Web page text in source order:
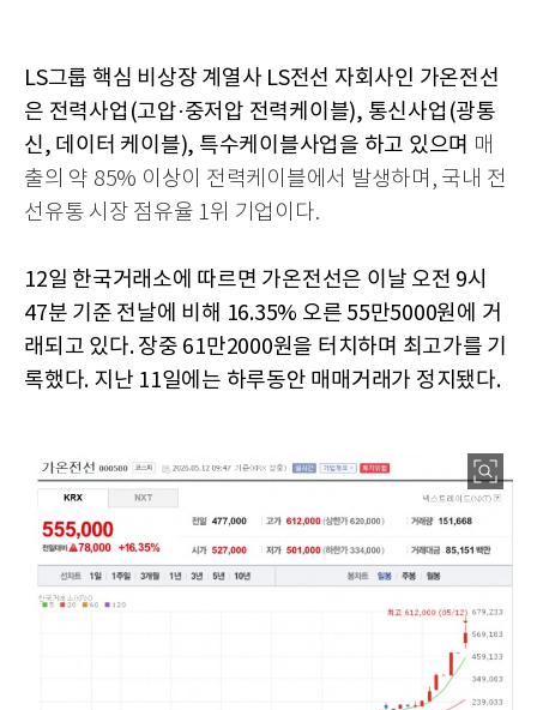
LS그룹 핵심 비상장 계열사 LS전선 자회사인 가온전선
은 전력사업(고압·중저압 전력케이블), 통신사업(광통
신, 데이터 케이블), 특수케이블사업을 하고 있으며 매
출의 약 85% 이상이 전력케이블에서 발생하며, 국내 전
선유통 시장 점유율 1위 기업이다.
12일 한국거래소에 따르면 가온전선은 이날 오전 9시
47분 기준 전날에 비해 16.35% 오른 55만5000원에 거
래되고 있다. 장중 61만2000원을 터치하며 최고가를 기
록했다. 지난 11일에는 하루동안 매매거래가 정지됐다.